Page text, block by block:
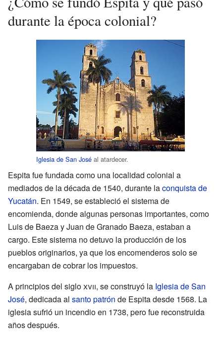
durante la época colonial?
Iglesia de San José al atardecer.
Espita fue fundada como una localidad colonial a
mediados de la década de 1540, durante laconquista de
Yucatán. En 1549, se estableció el sistema de
encomienda, donde algunas personas importantes, como
Luis de Baeza y Juan de Granado Baeza, estaban a
cargo. Este sistema no detuvo la producción de los
pueblos originarios, ya que los encomenderos solo se
encargaban de cobrar los impuestos.
A principios del sigloxvii, se construyó la Iglesia de San
José, dedicada al santo patrón de Espita desde 1568. La
iglesia sufrió un incendio en 1738, pero fue reconstruida
años después.